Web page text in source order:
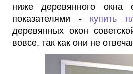
ниже деревянного окна
показателями - купить
деревянных окон
вовсе, так как они не